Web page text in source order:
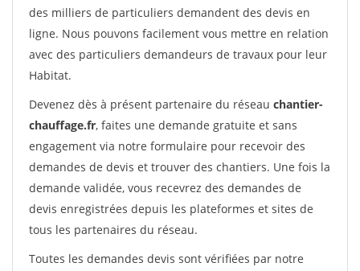
des milliers de particuliers demandent des devis en
ligne. Nous pouvons facilement vous mettre en relation
avec des particuliers demandeurs de travaux pour leur
Habitat.
Devenez dès à présent partenaire du réseau chantier-
chauffage.fr, faites une demande gratuite et sans
engagement via notre formulaire pour recevoir des
demandes de devis et trouver des chantiers. Une fois la
demande validée, vous recevrez des demandes de
devis enregistrées depuis les plateformes et sites de
tous les partenaires du réseau.
Toutes les demandes devis sont vérifiées par notre